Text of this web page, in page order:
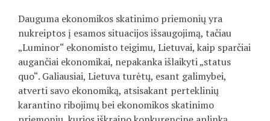
Dauguma ekonomikos skatinimo priemonių yra
nukreiptos į esamos situacijos išsaugojimą, tačiau
„Luminor“ ekonomisto teigimu, Lietuvai, kaip sparčiai
augančiai ekonomikai, nepakanka išlaikyti „status
quo“. Galiausiai, Lietuva turėtų, esant galimybei,
atverti savo ekonomiką, atsisakant perteklinių
karantino ribojimų bei ekonomikos skatinimo